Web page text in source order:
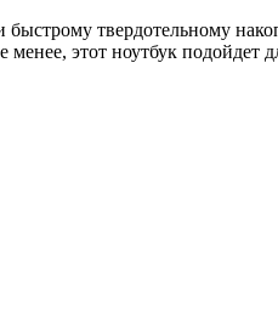
твердотельному
этот ноутбук подойдет